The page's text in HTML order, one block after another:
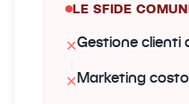
LE SFIDE
✕Gestione clienti
✕Marketing